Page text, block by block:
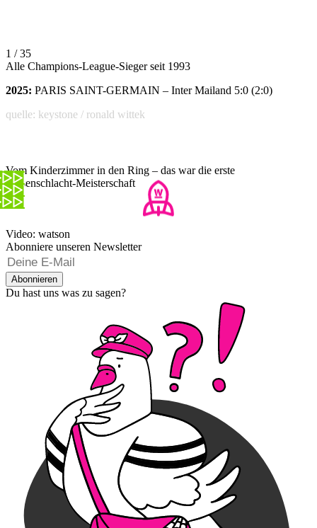
1 / 35
Alle Champions-League-Sieger seit 1993
2025: PARIS SAINT-GERMAIN – Inter Mailand 5:0 (2:0)
quelle: keystone / ronald wittek
Vom Kinderzimmer in den Ring – das war die erste
Kissenschlacht-Meisterschaft
Video: watson
Abonniere unseren Newsletter
Abonnieren
Du hast uns was zu sagen?